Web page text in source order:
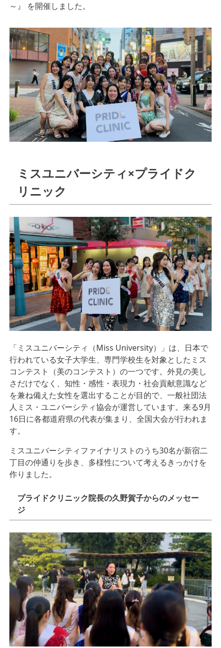
～』 を開催しました。
ミスユニバーシティ×プライドク
リニック
「ミスユニバーシティ（Miss University）」は、日本で
行われている女子大学生、専門学校生を対象としたミス
コンテスト（美のコンテスト）の一つです。外見の美し
さだけでなく、知性・感性・表現力・社会貢献意識など
を兼ね備えた女性を選出することが目的で、一般社団法
人ミス・ユニバーシティ協会が運営しています。来る9月
16日に各都道府県の代表が集まり、全国大会が行われま
す。
ミスユニバーシティファイナリストのうち30名が新宿二
丁目の仲通りを歩き、多様性について考えるきっかけを
作りました。
プライドクリニック院長の久野賀子からのメッセー
ジ